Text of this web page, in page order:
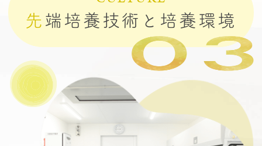
先 端培養技術と培養環境